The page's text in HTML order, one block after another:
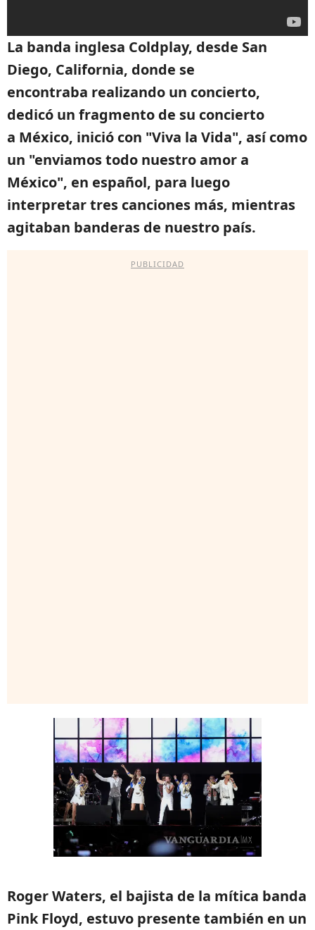
La banda inglesa Coldplay, desde San
Diego, California, donde se
encontraba realizando un concierto,
dedicó un fragmento de su concierto
a México, inició con "Viva la Vida", así como
un "enviamos todo nuestro amor a
México", en español, para luego
interpretar tres canciones más, mientras
agitaban banderas de nuestro país.
PUBLICIDAD
Roger Waters, el bajista de la mítica banda
Pink Floyd, estuvo presente también en un